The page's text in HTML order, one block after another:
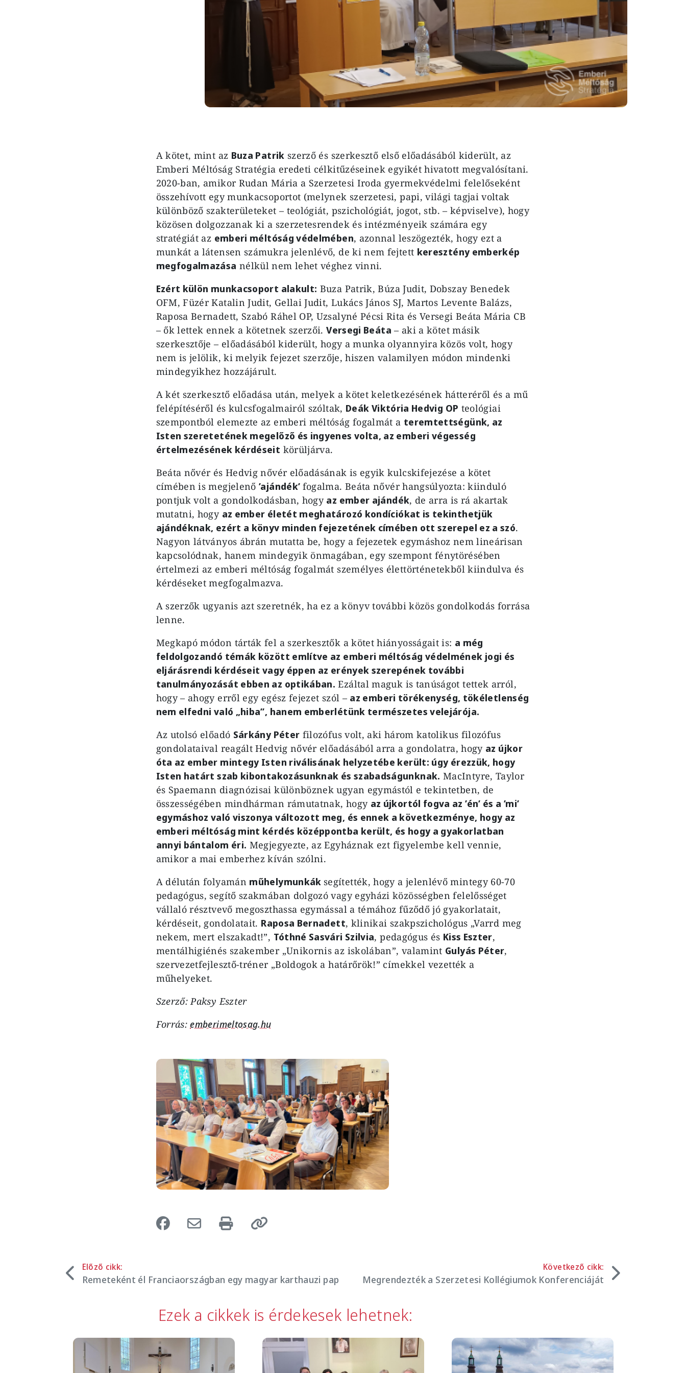
A kötet, mint az Buza Patrik szerző és szerkesztő első előadásából kiderült, az
Emberi Méltóság Stratégia eredeti célkitűzéseinek egyikét hivatott megvalósítani.
2020-ban, amikor Rudan Mária a Szerzetesi Iroda gyermekvédelmi felelőseként
összehívott egy munkacsoportot (melynek szerzetesi, papi, világi tagjai voltak
különböző szakterületeket – teológiát, pszichológiát, jogot, stb. – képviselve), hogy
közösen dolgozzanak ki a szerzetesrendek és intézményeik számára egy
stratégiát az emberi méltóság védelmében, azonnal leszögezték, hogy ezt a
munkát a látensen számukra jelenlévő, de ki nem fejtett keresztény emberkép
megfogalmazása nélkül nem lehet véghez vinni.
Ezért külön munkacsoport alakult: Buza Patrik, Búza Judit, Dobszay Benedek
OFM, Füzér Katalin Judit, Gellai Judit, Lukács János SJ, Martos Levente Balázs,
Raposa Bernadett, Szabó Ráhel OP, Uzsalyné Pécsi Rita és Versegi Beáta Mária CB
– ők lettek ennek a kötetnek szerzői.Versegi Beáta – aki a kötet másik
szerkesztője – előadásából kiderült, hogy a munka olyannyira közös volt, hogy
nem is jelölik, ki melyik fejezet szerzője, hiszen valamilyen módon mindenki
mindegyikhez hozzájárult.
A két szerkesztő előadása után, melyek a kötet keletkezésének hátteréről és a mű
felépítéséről és kulcsfogalmairól szóltak, Deák Viktória Hedvig OP teológiai
szempontból elemezte az emberi méltóság fogalmát a teremtettségünk, az
Isten szeretetének megelőző és ingyenes volta, az emberi végesség
értelmezésének kérdéseit körüljárva.
Beáta nővér és Hedvig nővér előadásának is egyik kulcskifejezése a kötet
címében is megjelenő’ajándék’ fogalma. Beáta nővér hangsúlyozta: kiinduló
pontjuk volt a gondolkodásban, hogy az ember ajándék, de arra is rá akartak
mutatni, hogy az ember életét meghatározó kondíciókat is tekinthetjük
ajándéknak, ezért a könyv minden fejezetének címében ott szerepel ez a szó.
Nagyon látványos ábrán mutatta be, hogy a fejezetek egymáshoz nem lineárisan
kapcsolódnak, hanem mindegyik önmagában, egy szempont fénytörésében
értelmezi az emberi méltóság fogalmát személyes élettörténetekből kiindulva és
kérdéseket megfogalmazva.
A szerzők ugyanis azt szeretnék, ha ez a könyv további közös gondolkodás forrása
lenne.
Megkapó módon tárták fel a szerkesztők a kötet hiányosságait is: a még
feldolgozandó témák között említve az emberi méltóság védelmének jogi és
eljárásrendi kérdéseit vagy éppen az erények szerepének további
tanulmányozását ebben az optikában. Ezáltal maguk is tanúságot tettek arról,
hogy – ahogy erről egy egész fejezet szól – az emberi törékenység, tökéletlenség
nem elfedni való „hiba”, hanem emberlétünk természetes velejárója.
Az utolsó előadó Sárkány Péter filozófus volt, aki három katolikus filozófus
gondolataival reagált Hedvig nővér előadásából arra a gondolatra, hogy az újkor
óta az ember mintegy Isten riválisának helyzetébe került: úgy érezzük, hogy
Isten határt szab kibontakozásunknak és szabadságunknak. MacIntyre, Taylor
és Spaemann diagnózisai különböznek ugyan egymástól e tekintetben, de
összességében mindhárman rámutatnak, hogy az újkortól fogva az ’én’ és a ’mi’
egymáshoz való viszonya változott meg, és ennek a következménye, hogy az
emberi méltóság mint kérdés középpontba került, és hogy a gyakorlatban
annyi bántalom éri. Megjegyezte, az Egyháznak ezt figyelembe kell vennie,
amikor a mai emberhez kíván szólni.
A délután folyamán műhelymunkáksegítették, hogy a jelenlévő mintegy 60-70
pedagógus, segítő szakmában dolgozó vagy egyházi közösségben felelősséget
vállaló résztvevő megoszthassa egymással a témához fűződő jó gyakorlatait,
kérdéseit, gondolatait. Raposa Bernadett, klinikai szakpszichológus „Varrd meg
nekem, mert elszakadt!”, Tóthné Sasvári Szilvia, pedagógus és Kiss Eszter,
mentálhigiénés szakember „Unikornis az iskolában”, valamint Gulyás Péter,
szervezetfejlesztő-tréner „Boldogok a határőrök!” címekkel vezették a
műhelyeket.
Szerző: Paksy Eszter
Forrás:emberimeltosag.hu
Image
Előző cikk:
Remeteként él Franciaországban egy magyar karthauzi pap
Következő cikk:
Megrendezték a Szerzetesi Kollégiumok Konferenciáját
Ezek a cikkek is érdekesek lehetnek:
Image Image Image